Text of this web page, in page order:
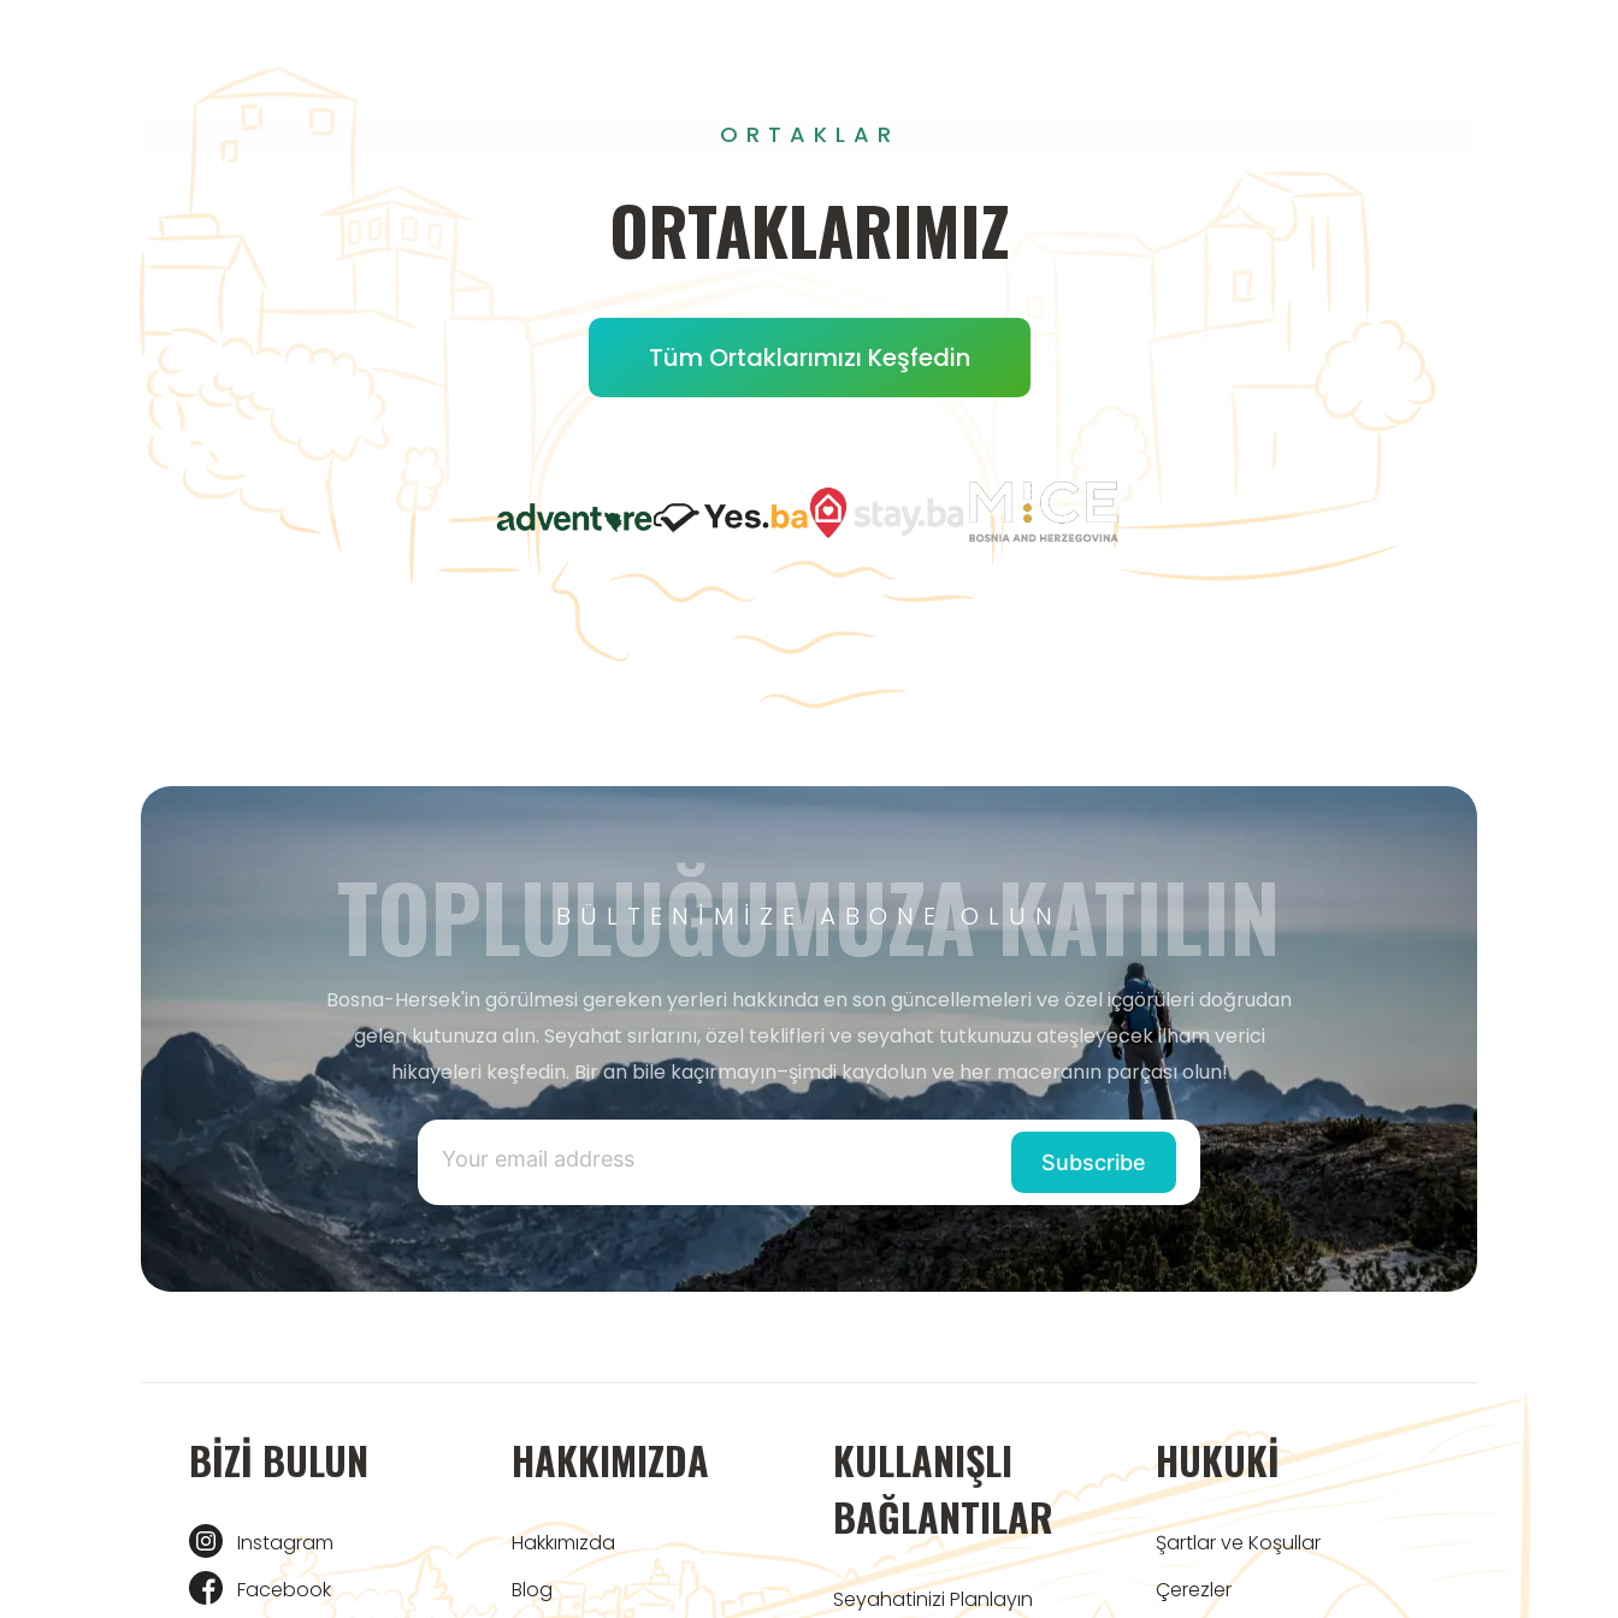
ORTAKLAR
ORTAKLARIMIZ
Tüm Ortaklarımızı Keşfedin
BÜLTENIMIZE ABONE OLUN
TOPLULUĞUMUZA KATILIN
Bosna-Hersek'in görülmesi gereken yerleri hakkında en son güncellemeleri ve özel içgörüleri doğrudan
gelen kutunuza alın. Seyahat sırlarını, özel teklifleri ve seyahat tutkunuzu ateşleyecek ilham verici
hikayeleri keşfedin. Bir an bile kaçırmayın–şimdi kaydolun ve her maceranın parçası olun!
BIZI BULUN
Instagram
Facebook
HAKKIMIZDA
Hakkımızda
Blog
KULLANIŞLI
BAĞLANTILAR
Seyahatinizi Planlayın
HUKUKI
Şartlar ve Koşullar
Çerezler